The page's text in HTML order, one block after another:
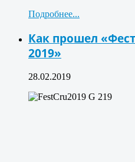
Подробнее...
Как прошел
2019»
28.02.2019